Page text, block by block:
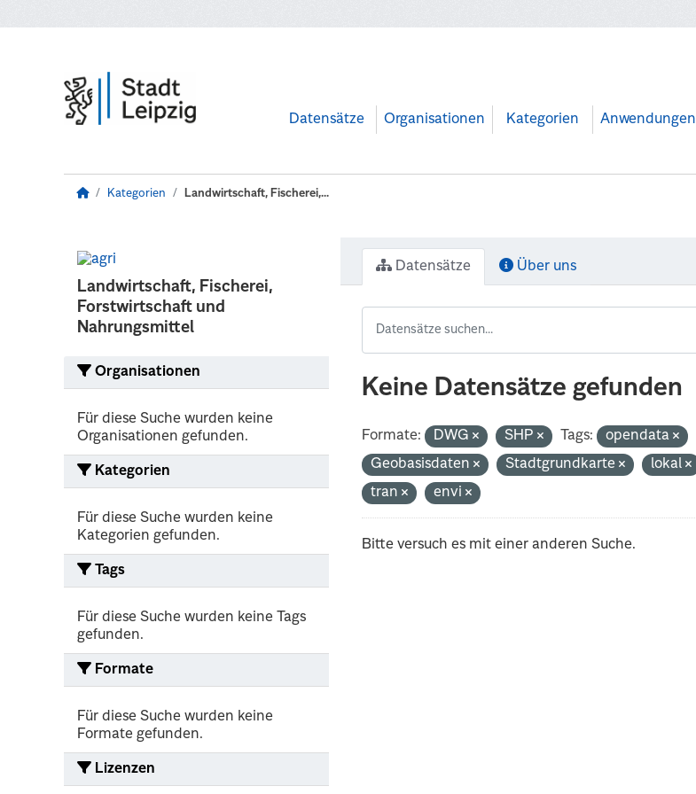
Datensätze Organisationen Kategorien Anwendungen
Kategorien Landwirtschaft, Fischerei,...
Landwirtschaft, Fischerei,
Forstwirtschaft und
Nahrungsmittel
Organisationen
Für diese Suche wurden keine
Organisationen gefunden.
Kategorien
Für diese Suche wurden keine
Kategorien gefunden.
Tags
Für diese Suche wurden keine Tags
gefunden.
Formate
Für diese Suche wurden keine
Formate gefunden.
Lizenzen
Datensätze Über uns
Keine Datensätze gefunden
Formate: DWG SHP Tags:
opendata
Geobasisdaten
Stadtgrundkarte lokal
tran
envi
Bitte versuch es mit einer anderen Suche.